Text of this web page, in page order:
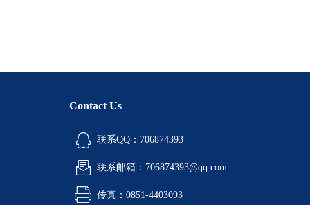
Contact Us
联系QQ：706874393
联系邮箱：706874393@qq.com
传真：0851-4403093